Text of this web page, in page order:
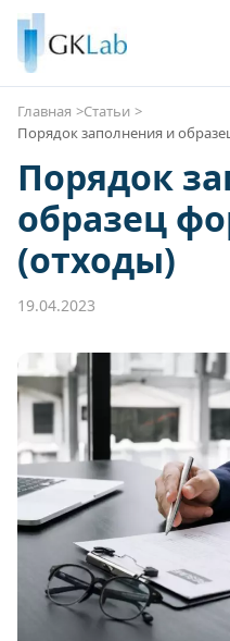
Главная
Статьи
Порядок заполнения и
Порядок
образец
(отходы)
19.04.2023